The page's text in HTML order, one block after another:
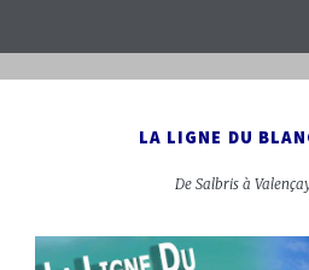
LA LIGNE DU
De Salbris à